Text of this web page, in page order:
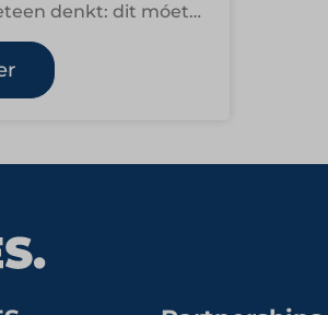
denkt: dit móet
Niet omdat het